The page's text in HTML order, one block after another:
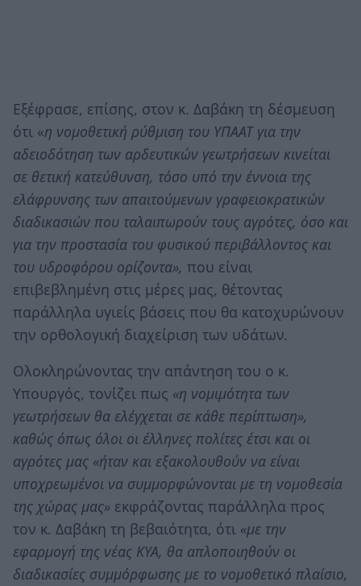
Εξέφρασε, επίσης, στον κ. Δαβάκη τη δέσμευση
ότι «η νομοθετική ρύθμιση του ΥΠΑΑΤ για την
αδειοδότηση των αρδευτικών γεωτρήσεων κινείται
σε θετική κατεύθυνση, τόσο υπό την έννοια της
ελάφρυνσης των απαιτούμενων γραφειοκρατικών
διαδικασιών που ταλαιπωρούν τους αγρότες, όσο και
για την προστασία του φυσικού περιβάλλοντος και
του υδροφόρου ορίζοντα», που είναι
επιβεβλημένη στις μέρες μας, θέτοντας
παράλληλα υγιείς βάσεις που θα κατοχυρώνουν
την ορθολογική διαχείριση των υδάτων.
Ολοκληρώνοντας την απάντηση του ο κ.
Υπουργός, τονίζει πως «η νομιμότητα των
γεωτρήσεων θα ελέγχεται σε κάθε περίπτωση»,
καθώς όπως όλοι οι έλληνες πολίτες έτσι και οι
αγρότες μας «ήταν και εξακολουθούν να είναι
υποχρεωμένοι να συμμορφώνονται με τη νομοθεσία
της χώρας μας» εκφράζοντας παράλληλα προς
τον κ. Δαβάκη τη βεβαιότητα, ότι «με την
εφαρμογή της νέας ΚΥΑ, θα απλοποιηθούν οι
διαδικασίες συμμόρφωσης με το νομοθετικό πλαίσιο,